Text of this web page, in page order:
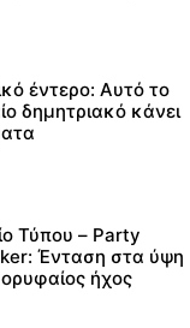
έντερο: Αυτό το
δημητριακό κάνει
Τύπου – Party
Ένταση στα ύψη
ήχος